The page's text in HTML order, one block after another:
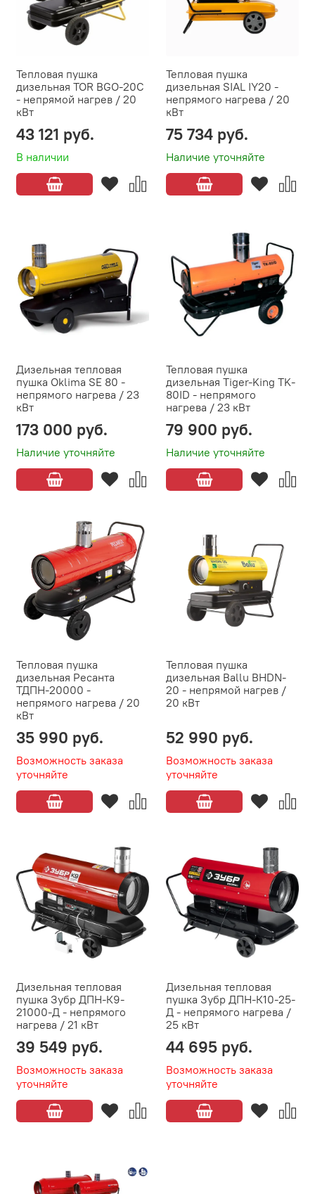
Тепловая пушка
дизельная TOR BGO-20C
- непрямой нагрев / 20
кВт
В наличии
43 121 руб.
Тепловая пушка
дизельная SIAL IY20 -
непрямого нагрева / 20
кВт
Наличие уточняйте
75 734 руб.
Дизельная тепловая
пушка Oklima SE 80 -
непрямого нагрева / 23
кВт
Наличие уточняйте
173 000 руб.
Тепловая пушка
дизельная Tiger-King TK-
80ID - непрямого
нагрева / 23 кВт
Наличие уточняйте
79 900 руб.
Тепловая пушка
дизельная Ресанта
ТДПН-20000 -
непрямого нагрева / 20
кВт
Возможность заказа
уточняйте
35 990 руб.
Тепловая пушка
дизельная Ballu BHDN-
20 - непрямой нагрев /
20 кВт
Возможность заказа
уточняйте
52 990 руб.
Дизельная тепловая
пушка Зубр ДПН-К9-
21000-Д - непрямого
нагрева / 21 кВт
Возможность заказа
уточняйте
39 549 руб.
Дизельная тепловая
пушка Зубр ДПН-К10-25-
Д - непрямого нагрева /
25 кВт
Возможность заказа
уточняйте
44 695 руб.